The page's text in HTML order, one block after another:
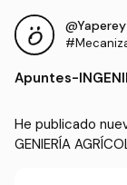
@Yaperey
Apuntes-
He publicado
GENIERÍA